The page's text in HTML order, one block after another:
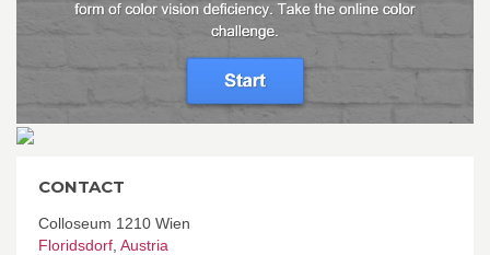
CONTACT
Colloseum 1210 Wien
Floridsdorf Austria